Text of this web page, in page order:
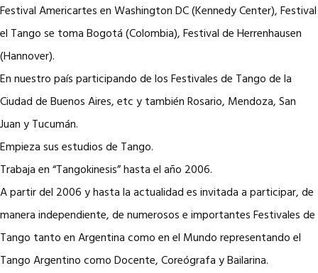
Festival Americartes en Washington DC (Kennedy Center), Festival
el Tango se toma Bogotá (Colombia), Festival de Herrenhausen
(Hannover).
En nuestro país participando de los Festivales de Tango de la
Ciudad de Buenos Aires, etc y también Rosario, Mendoza, San
Juan y Tucumán.
Empieza sus estudios de Tango.
Trabaja en “Tangokinesis” hasta el año 2006.
A partir del 2006 y hasta la actualidad es invitada a participar, de
manera independiente, de numerosos e importantes Festivales de
Tango tanto en Argentina como en el Mundo representando el
Tango Argentino como Docente, Coreógrafa y Bailarina.